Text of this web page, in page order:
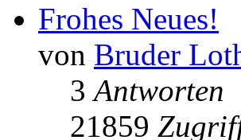
Frohes Neues!
von Bruder
3Antworten
21859